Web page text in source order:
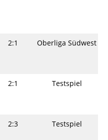
2:1 Oberliga Südwest
2:1 Testspiel
2:3 Testspiel